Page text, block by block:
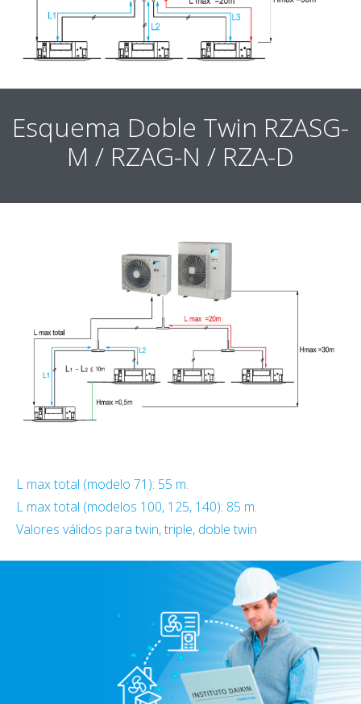
Esquema Doble Twin RZASG-
M / RZAG-N / RZA-D
L max total (modelo 71): 55 m.
L max total (modelos 100, 125, 140): 85 m.
Valores válidos para twin, triple, doble twin